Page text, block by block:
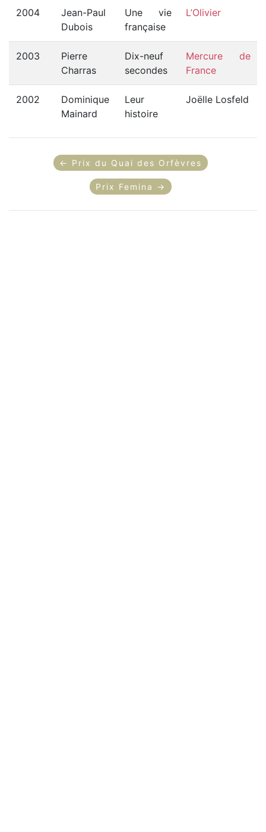
2004
Jean-Paul
Dubois
Une vie
française
L’Olivier
2003
Pierre
Charras
Dix-neuf
secondes
Mercure de
France
2002
Dominique
Mainard
Leur
histoire
Joëlle Losfeld
← Prix du Quai des Orfèvres
Prix Femina →